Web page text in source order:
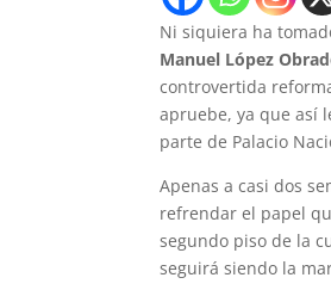
Ni siquiera ha
Manuel López
controvertida
apruebe, ya que así
parte de Palacio
Apenas a casi dos
refrendar el papel
segundo piso de la
seguirá siendo la